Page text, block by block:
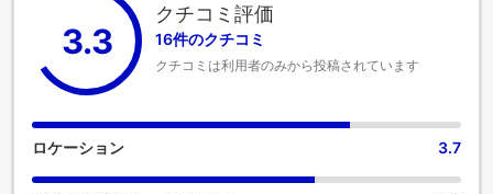
3.3
クチコミ評価
16件のクチコミ
クチコミは利用者のみから投稿されています
ロケーション 3.7